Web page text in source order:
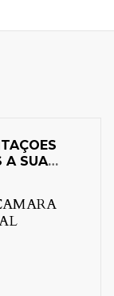
A SUA
A
PELA